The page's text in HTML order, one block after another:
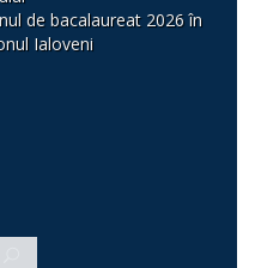
de bacalaureat 2026 în
Ialoveni